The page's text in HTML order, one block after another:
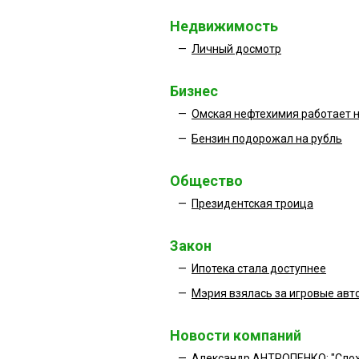
Недвижимость
— Личный досмотр
Бизнес
— Омская нефтехимия работает
— Бензин подорожал на рубль
Общество
— Президентская троица
Закон
— Ипотека стала доступнее
— Мэрия взялась за игровые
Новости компаний